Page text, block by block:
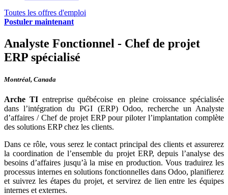
Toutes les offres d'emploi
Postuler maintenant
Analyste Fonctionnel - Chef de projet
ERP spécialisé
Montréal, Canada
Arche TI entreprise québécoise en pleine croissance spécialisée
dans l’intégration du PGI (ERP) Odoo, recherche un Analyste
d’affaires / Chef de projet ERP pour piloter l’implantation complète
des solutions ERP chez les clients.
Dans ce rôle, vous serez le contact principal des clients et assurerez
la coordination de l’ensemble du projet ERP, depuis l’analyse des
besoins d’affaires jusqu’à la mise en production. Vous traduirez les
processus internes en solutions fonctionnelles dans Odoo, planifierez
et suivrez les étapes du projet, et servirez de lien entre les équipes
internes et externes.